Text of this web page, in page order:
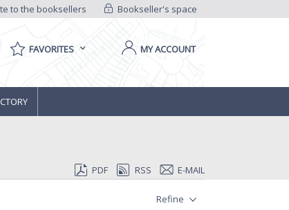
Bookseller's space
to the booksellers
FAVORITES MY ACCOUNT
PDF RSS E-MAIL
Refine